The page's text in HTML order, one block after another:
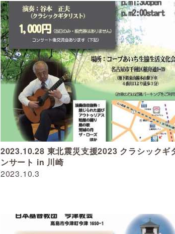
2023.10.3
2023.10.28 東北震災支援2023 クラシックギ
ンサート in 川崎